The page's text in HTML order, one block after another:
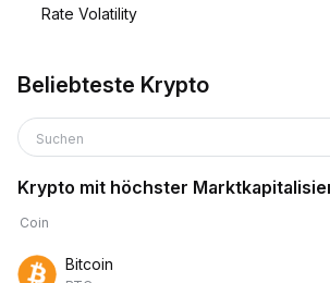
Rate Volatility
Beliebteste Krypto
Suchen
Krypto mit höchster
Coin
Bitcoin